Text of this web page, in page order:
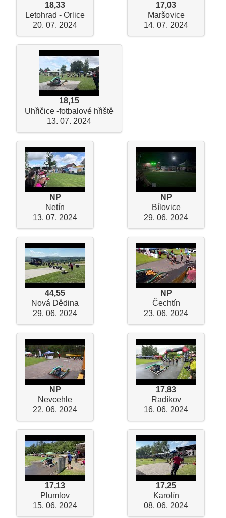
18,33
Letohrad - Orlice
20. 07. 2024
17,03
Maršovice
14. 07. 2024
18,15
Uhřičice -fotbalové hřiště
13. 07. 2024
NP
Netín
13. 07. 2024
NP
Bílovice
29. 06. 2024
44,55
Nová Dědina
29. 06. 2024
NP
Čechtín
23. 06. 2024
NP
Nevcehle
22. 06. 2024
17,83
Radíkov
16. 06. 2024
17,13
Plumlov
15. 06. 2024
17,25
Karolín
08. 06. 2024